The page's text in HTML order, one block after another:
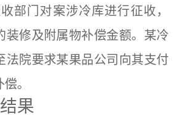
部门对案涉冷库进行征收，
装修及附属物补偿金额。某冷
法院要求某果品公司向其支付
。
果